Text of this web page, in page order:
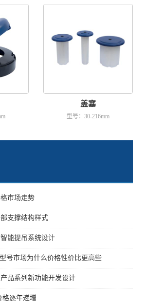
盖塞
型号：30-216mm
市场走势
支撑结构样式
能提吊系统设计
号市场为什么价格性价比更高些
品系列新功能开发设计
格逐年递增